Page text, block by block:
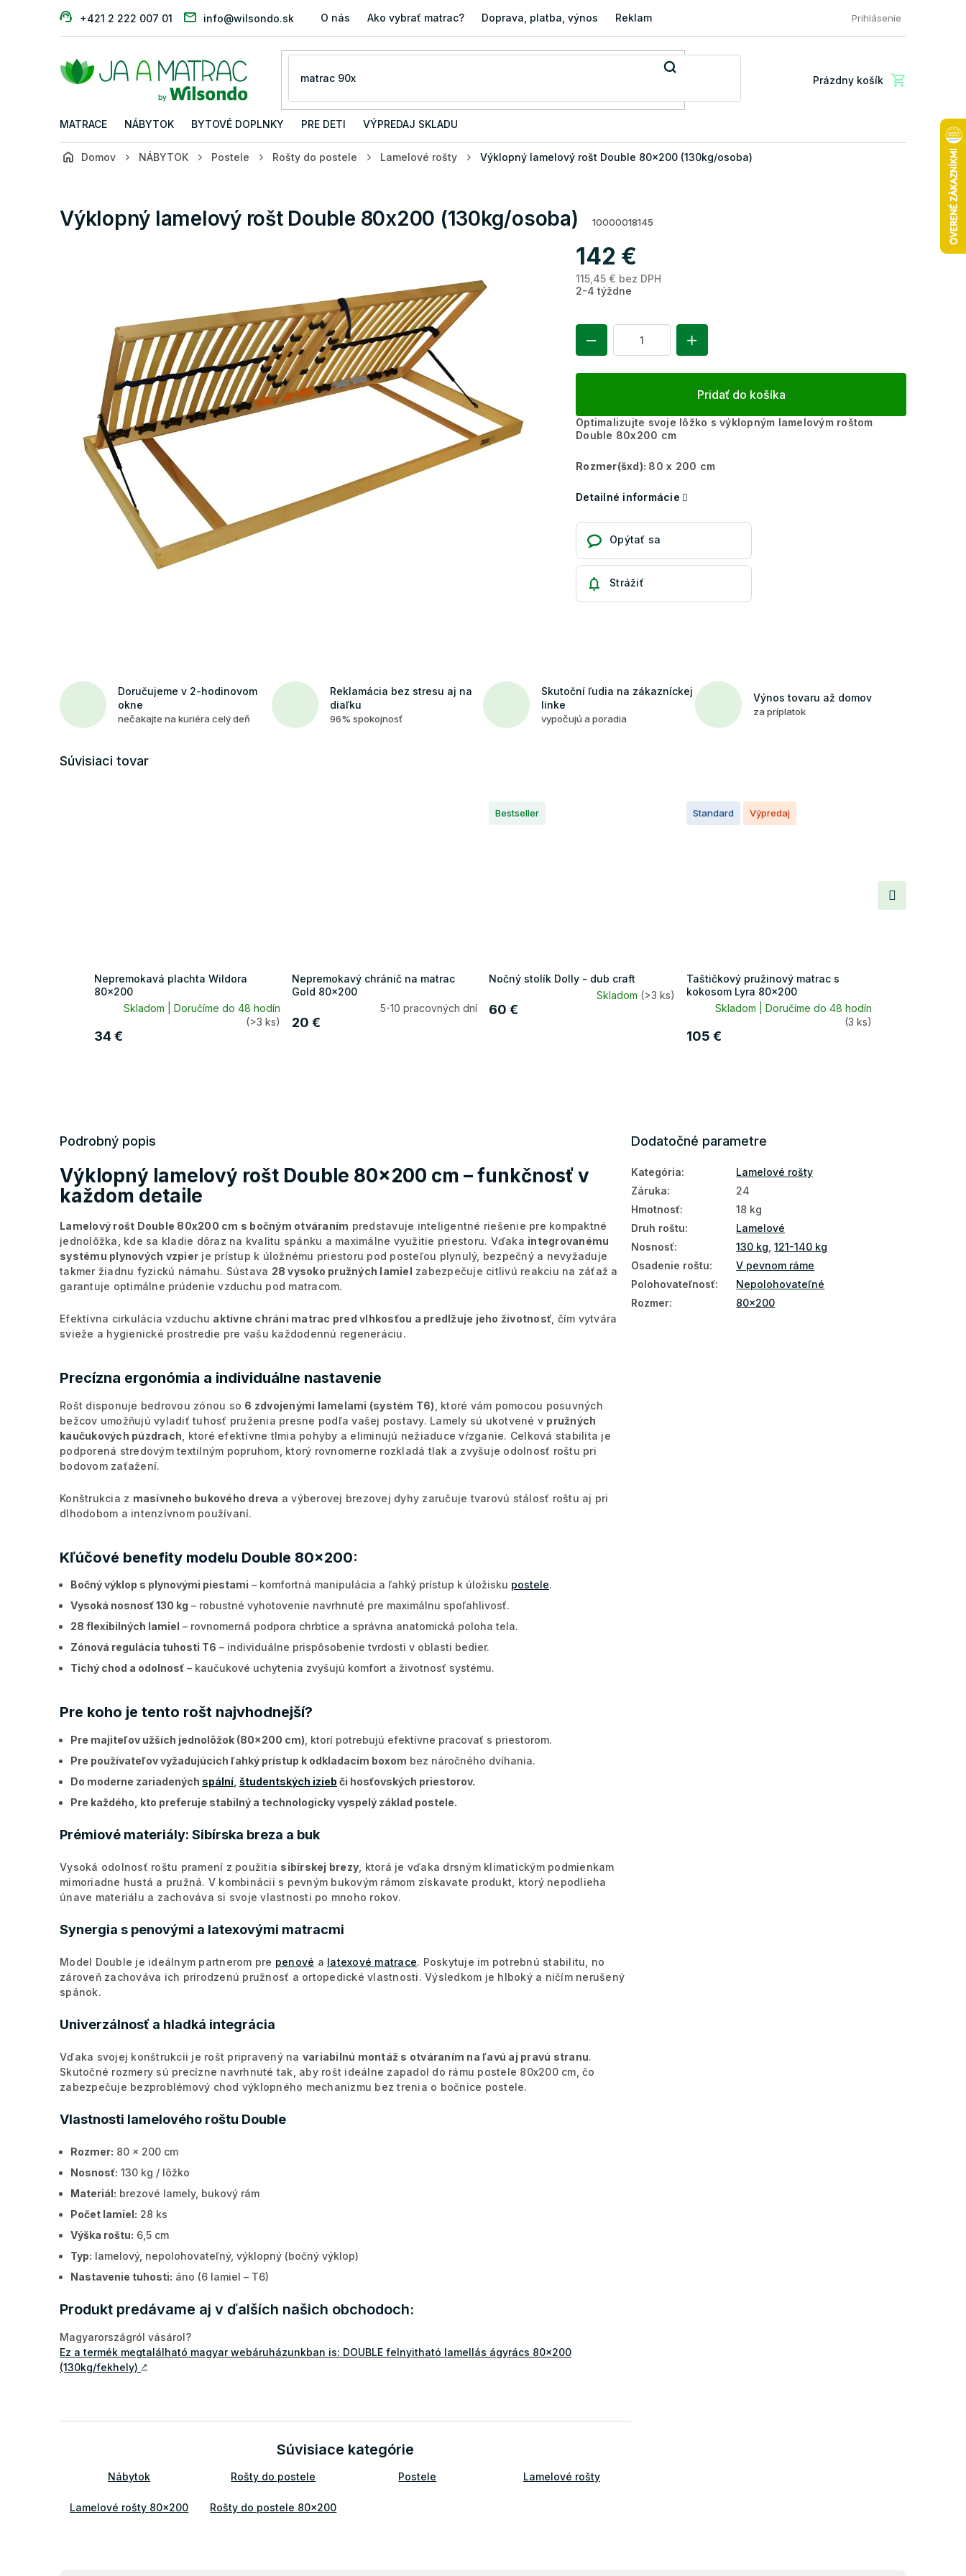
+421 2 222 007 01 info@wilsondo.sk O nás Ako vybrať matrac? Doprava, platba, výnos Reklamácia a vrátenie tovaru FAQ: Najčastejšie otázky zákazníkov
Prihlásenie
Nákupný
Prázdny košík
MATRACE NÁBYTOK BYTOVÉ DOPLNKY PRE DETI VÝPREDAJ SKLADU
Domov NÁBYTOK Postele Rošty do postele Lamelové rošty Výklopný lamelový rošt Double 80x200 (130kg/osoba)
Výklopný lamelový rošt Double 80x200 (130kg/osoba) 10000018145
142 €
115,45 € bez DPH
2-4 týždne
Pridať do košíka
Optimalizujte svoje lôžko s výklopným lamelovým roštom
Double 80x200 cm
Rozmer(šxd): 80 x 200 cm
Detailné informácie
Opýtať sa
Strážiť
Doručujeme v 2-hodinovom
okne
nečakajte na kuriéra celý deň
Reklamácia bez stresu aj na
diaľku
96% spokojnosť
Skutoční ľudia na zákazníckej
linke
vypočujú a poradia
Výnos tovaru až domov
za príplatok
Súvisiaci tovar
Nepremokavá plachta Wildora
80x200
Skladom | Doručíme do 48 hodín
(>3 ks)
34 €
Nepremokavý chránič na matrac
Gold 80x200
5-10 pracovných dní
20 €
Bestseller
Nočný stolík Dolly - dub craft
Skladom (>3 ks)
60 €
Standard Výpredaj
Taštičkový pružinový matrac s
kokosom Lyra 80x200
Skladom | Doručíme do 48 hodín
(3 ks)
105 €
Podrobný popis
Výklopný lamelový rošt Double 80x200 cm – funkčnosť v
každom detaile
Lamelový rošt Double 80x200 cm s bočným otváraním predstavuje inteligentné riešenie pre kompaktné
jednolôžka, kde sa kladie dôraz na kvalitu spánku a maximálne využitie priestoru. Vďaka integrovanému
systému plynových vzpier je prístup k úložnému priestoru pod posteľou plynulý, bezpečný a nevyžaduje
takmer žiadnu fyzickú námahu. Sústava 28 vysoko pružných lamiel zabezpečuje citlivú reakciu na záťaž a
garantuje optimálne prúdenie vzduchu pod matracom.
Efektívna cirkulácia vzduchu aktívne chráni matrac pred vlhkosťou a predlžuje jeho životnosť , čím vytvára
svieže a hygienické prostredie pre vašu každodennú regeneráciu.
Precízna ergonómia a individuálne nastavenie
Rošt disponuje bedrovou zónou so 6 zdvojenými lamelami (systém T6) , ktoré vám pomocou posuvných
bežcov umožňujú vyladiť tuhosť pruženia presne podľa vašej postavy. Lamely sú ukotvené v pružných
kaučukových púzdrach , ktoré efektívne tlmia pohyby a eliminujú nežiaduce vŕzganie. Celková stabilita je
podporená stredovým textilným popruhom, ktorý rovnomerne rozkladá tlak a zvyšuje odolnosť roštu pri
bodovom zaťažení.
Konštrukcia z masívneho bukového dreva a výberovej brezovej dyhy zaručuje tvarovú stálosť roštu aj pri
dlhodobom a intenzívnom používaní.
Kľúčové benefity modelu Double 80x200:
Bočný výklop s plynovými piestami – komfortná manipulácia a ľahký prístup k úložisku postele.
Vysoká nosnosť 130 kg – robustné vyhotovenie navrhnuté pre maximálnu spoľahlivosť.
28 flexibilných lamiel – rovnomerná podpora chrbtice a správna anatomická poloha tela.
Zónová regulácia tuhosti T6 – individuálne prispôsobenie tvrdosti v oblasti bedier.
Tichý chod a odolnosť – kaučukové uchytenia zvyšujú komfort a životnosť systému.
Pre koho je tento rošt najvhodnejší?
Pre majiteľov užších jednolôžok (80x200 cm) , ktorí potrebujú efektívne pracovať s priestorom.
Pre používateľov vyžadujúcich ľahký prístup k odkladacím boxom bez náročného dvíhania.
Do moderne zariadených spální študentských izieb či hosťovských priestorov.
Pre každého, kto preferuje stabilný a technologicky vyspelý základ postele.
Prémiové materiály: Sibírska breza a buk
Vysoká odolnosť roštu pramení z použitia sibírskej brezy , ktorá je vďaka drsným klimatickým podmienkam
mimoriadne hustá a pružná. V kombinácii s pevným bukovým rámom získavate produkt, ktorý nepodlieha
únave materiálu a zachováva si svoje vlastnosti po mnoho rokov.
Synergia s penovými a latexovými matracmi
Model Double je ideálnym partnerom pre penové a latexové matrace. Poskytuje im potrebnú stabilitu, no
zároveň zachováva ich prirodzenú pružnosť a ortopedické vlastnosti. Výsledkom je hlboký a ničím nerušený
spánok.
Univerzálnosť a hladká integrácia
Vďaka svojej konštrukcii je rošt pripravený na variabilnú montáž s otváraním na ľavú aj pravú stranu.
Skutočné rozmery sú precízne navrhnuté tak, aby rošt ideálne zapadol do rámu postele 80x200 cm, čo
zabezpečuje bezproblémový chod výklopného mechanizmu bez trenia o bočnice postele.
Vlastnosti lamelového roštu Double
Rozmer: 80 x 200 cm
Nosnosť: 130 kg / lôžko
Materiál: brezové lamely, bukový rám
Počet lamiel: 28 ks
Výška roštu: 6,5 cm
Typ: lamelový, nepolohovateľný, výklopný (bočný výklop)
Nastavenie tuhosti: áno (6 lamiel – T6)
Produkt predávame aj v ďalších našich obchodoch:
Magyarországról vásárol?
Ez a termék megtalálható magyar webáruházunkban is: DOUBLE felnyitható lamellás ágyrács 80x200
(130kg/fekhely) ↗
Súvisiace kategórie
Nábytok Rošty do postele Postele Lamelové rošty
Lamelové rošty 80x200 Rošty do postele 80x200
Dodatočné parametre
Kategória:
Lamelové rošty
Záruka:
24
Hmotnosť:
18 kg
Druh roštu:
Lamelové
Nosnosť: 130 kg ,121-140 kg
Osadenie roštu:
V pevnom ráme
Polohovateľnosť:
Nepolohovateľné
Rozmer: 80x200